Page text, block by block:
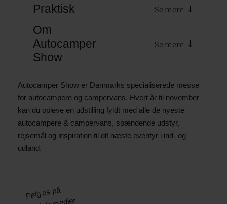
Praktisk
Om
Autocamper
Show
Autocamper Show er Danmarks specialiserede messe
for autocampere og campervans. Hvert år til november
kan du opleve en udstilling fyldt med alle de nyeste
autocampere & campervans, spændende udstyr,
rejsemål og inspiration til dit næste eventyr i ind- og
udland.
Følg os på